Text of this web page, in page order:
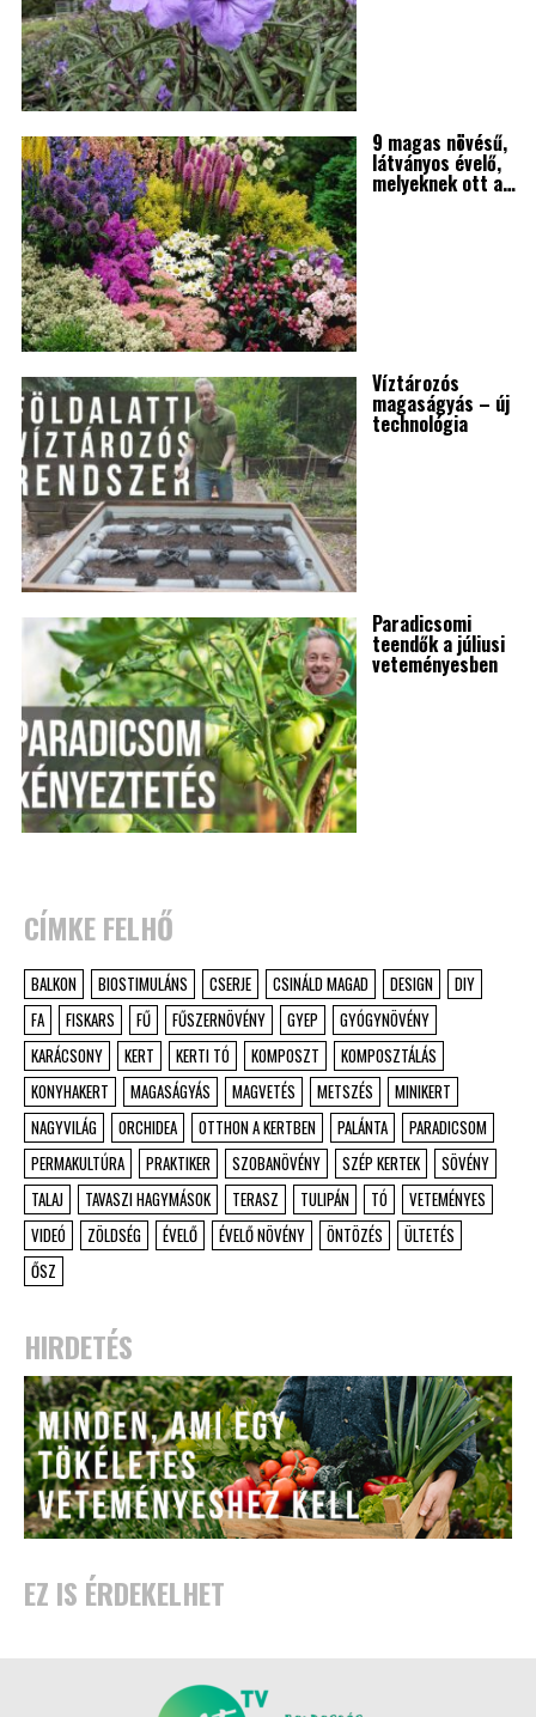
9 magas növésű,
látványos évelő,
melyeknek ott a…
Víztározós
magaságyás – új
technológia
Paradicsomi
teendők a júliusi
veteményesben
CÍMKE FELHŐ
BALKON BIOSTIMULÁNS CSERJE CSINÁLD MAGAD DESIGN
DIY
FA
FISKARS FŰ FŰSZERNÖVÉNY GYEP
GYÓGYNÖVÉNY
KARÁCSONY
KERT KERTI TÓ KOMPOSZT
KOMPOSZTÁLÁS
KONYHAKERT
MAGASÁGYÁS MAGVETÉS METSZÉS
MINIKERT
NAGYVILÁG
ORCHIDEA OTTHON A KERTBEN PALÁNTA
PARADICSOM
PERMAKULTÚRA
PRAKTIKER SZOBANÖVÉNY SZÉP KERTEK
SÖVÉNY
TALAJ
TAVASZI HAGYMÁSOK TERASZ TULIPÁN TÓ
VETEMÉNYES
VIDEÓ
ZÖLDSÉG ÉVELŐ ÉVELŐ NÖVÉNY ÖNTÖZÉS
ÜLTETÉS
ŐSZ
HIRDETÉS
EZ IS ÉRDEKELHET